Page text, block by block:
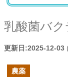
乳酸菌バ
更新日:2025-12-03
農薬